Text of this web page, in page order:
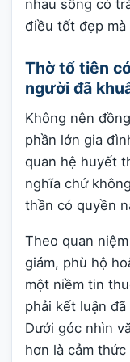
nhau sống có
điều tốt đẹp mà
Thờ tổ tiên
người đã
Không nên
phần lớn gia
quan hệ huyết
nghĩa chứ
thần có quyền
Theo quan
giám, phù hộ
một niềm tin
phải kết luận
Dưới góc nhìn
hơn là cảm